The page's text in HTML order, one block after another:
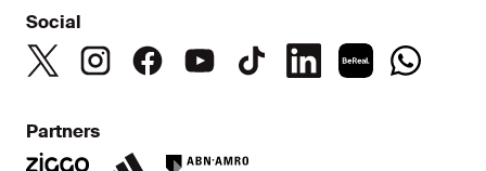
Social
Partners